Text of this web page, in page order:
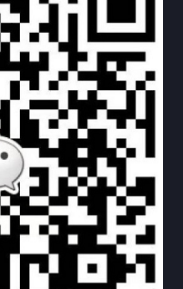
多项年度荣誉，持续引